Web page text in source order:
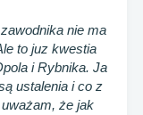
nie ma
to juz kwestia
i Rybnika. Ja
ustalenia i co z
że jak